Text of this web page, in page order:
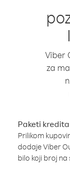
Viber
za
Paketi kredita
Prilikom
dodaje Viber
bilo koji broj